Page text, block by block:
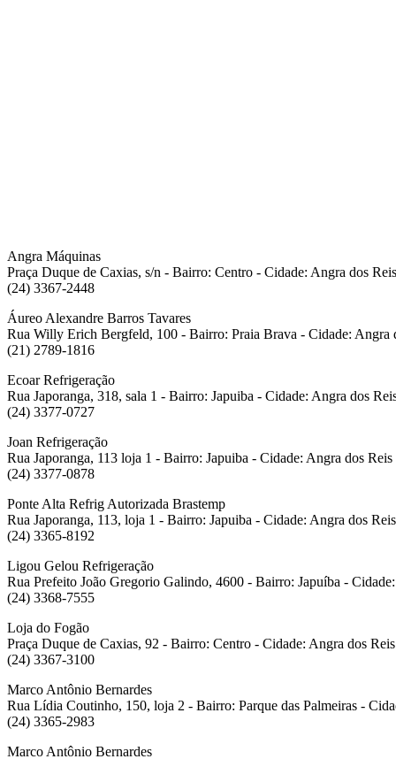
Angra Máquinas
Praça Duque de Caxias, s/n - Bairro: Centro - Cidade: Angra dos
(24) 3367-2448
Áureo Alexandre Barros Tavares
Rua Willy Erich Bergfeld, 100 - Bairro: Praia Brava - Cidade: Angra
(21) 2789-1816
Ecoar Refrigeração
Rua Japoranga, 318, sala 1 - Bairro: Japuiba - Cidade: Angra dos
(24) 3377-0727
Joan Refrigeração
Rua Japoranga, 113 loja 1 - Bairro: Japuiba - Cidade: Angra dos Reis
(24) 3377-0878
Ponte Alta Refrig Autorizada Brastemp
Rua Japoranga, 113, loja 1 - Bairro: Japuiba - Cidade: Angra dos
(24) 3365-8192
Ligou Gelou Refrigeração
Rua Prefeito João Gregorio Galindo, 4600 - Bairro: Japuíba -
(24) 3368-7555
Loja do Fogão
Praça Duque de Caxias, 92 - Bairro: Centro - Cidade: Angra dos
(24) 3367-3100
Marco Antônio Bernardes
Rua Lídia Coutinho, 150, loja 2 - Bairro: Parque das Palmeiras -
(24) 3365-2983
Marco Antônio Bernardes